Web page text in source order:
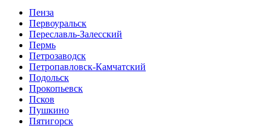
Пенза
Первоуральск
Переславль-Залесский
Пермь
Петрозаводск
Петропавловск-Камчатский
Подольск
Прокопьевск
Псков
Пушкино
Пятигорск